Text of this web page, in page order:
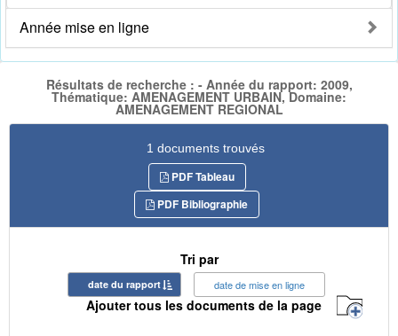
Année mise en ligne
Résultats de recherche : - Année du rapport: 2009,
Thématique: AMENAGEMENT URBAIN, Domaine:
AMENAGEMENT REGIONAL
1 documents trouvés
PDF Tableau
PDF Bibliographie
Tri par
date du rapport date de mise en ligne
Ajouter tous les documents de la page